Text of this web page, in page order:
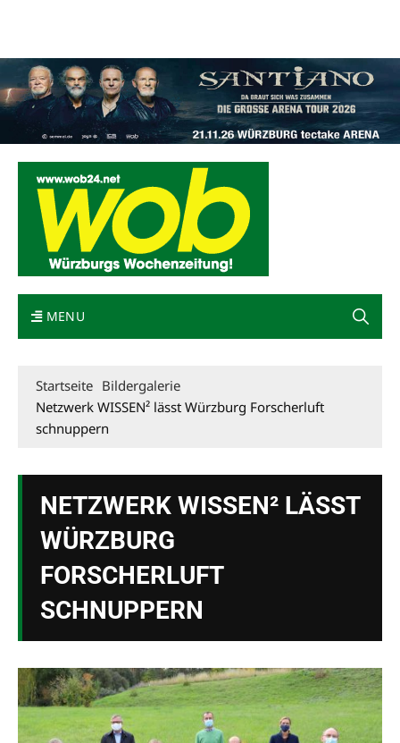
MENU
Startseite Bildergalerie
Netzwerk WISSEN² lässt Würzburg Forscherluft
schnuppern
NETZWERK WISSEN² LÄSST
WÜRZBURG
FORSCHERLUFT
SCHNUPPERN